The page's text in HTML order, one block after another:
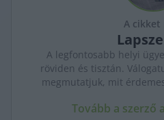
A cikket
A legfontosabb helyi
röviden és tisztán.
megmutatjuk, mit
Tovább a szerző